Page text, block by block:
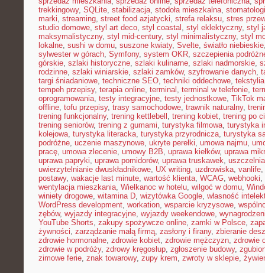
trekkingowy, SQLite, stabilizacja, stodoła mieszkalna,
marki, streaming, street food azjatycki, strefa relaksu, stres
studio domowe, styl art deco, styl coastal , styl eklektyczny, styl
maksymalistyczny, styl mid-century, styl minimalistyczny, styl
lokalne, sushi w domu, suszone kwiaty, Svelte, światło niebieskie
sylwester w górach, Symfony, system OKR, szczepienia
górskie, szlaki historyczne, szlaki kulinarne, szlaki nadmorskie,
rodzinne, szlaki winiarskie, szlaki zamków, szyfrowanie danych,
targi śniadaniowe, techniczne SEO, techniki oddechowe,
tempeh przepisy, terapia online, terminal , terminal w telefonie,
oprogramowania, testy integracyjne, testy jednostkowe, TikTok
offline, tofu przepisy, trasy samochodowe, trawnik naturalny,
trening funkcjonalny, trening kettlebell , trening kobiet, trening po
trening seniorów, trening z gumami, turystyka filmowa, turystyka
kolejowa, turystyka literacka, turystyka przyrodnicza, turystyka
podróżne, uczenie maszynowe, ukryte perełki, umowa najmu,
pracę, umowa zlecenie, umowy B2B, uprawa kiełków, uprawa
uprawa papryki, uprawa pomidorów, uprawa truskawek,
uwierzytelnianie dwuskładnikowe, UX writing, uzdrowiska, vanlife,
postawy, wakacje last minute, wartość klienta, WCAG, webhooki,
wentylacja mieszkania, Wielkanoc w hotelu, wilgoć w domu,
winiety drogowe, witamina D, wizytówka Google, własność
WordPress development, workation, wsparcie kryzysowe,
zębów, wyjazdy integracyjne, wyjazdy weekendowe,
YouTube Shorts, zakupy spożywcze online, zamki w Polsce,
żywności, zarządzanie małą firmą, zasłony i firany, zbieranie
zdrowie hormonalne, zdrowie kobiet, zdrowie mężczyzn, zdrowie
zdrowie w podróży, zdrowy kręgosłup, zgłoszenie budowy,
zimowe ferie, znak towarowy, zupy krem, zwroty w sklepie,